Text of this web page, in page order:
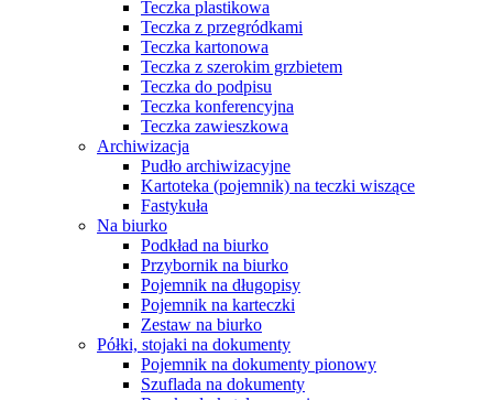
Teczka plastikowa
Teczka z przegródkami
Teczka kartonowa
Teczka z szerokim grzbietem
Teczka do podpisu
Teczka konferencyjna
Teczka zawieszkowa
Archiwizacja
Pudło archiwizacyjne
Kartoteka (pojemnik) na teczki wiszące
Fastykuła
Na biurko
Podkład na biurko
Przybornik na biurko
Pojemnik na długopisy
Pojemnik na karteczki
Zestaw na biurko
Półki, stojaki na dokumenty
Pojemnik na dokumenty pionowy
Szuflada na dokumenty